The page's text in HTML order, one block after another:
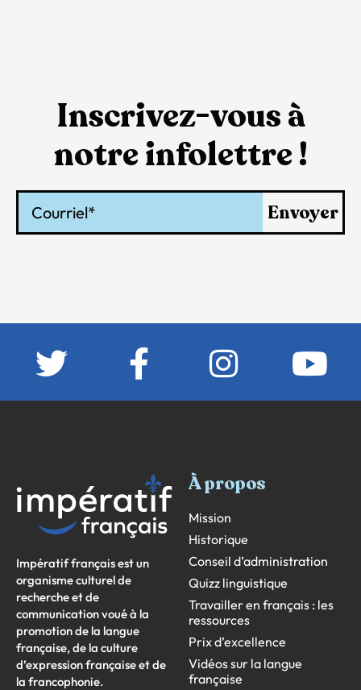
Inscrivez-vous à
notre infolettre !
Envoyer
Impératif français est un
organisme culturel de
recherche et de
communication voué à la
promotion de la langue
française, de la culture
d’expression française et de
la francophonie.
À propos
Mission
Historique
Conseil d’administration
Quizz linguistique
Travailler en français : les
ressources
Prix d’excellence
Vidéos sur la langue
française